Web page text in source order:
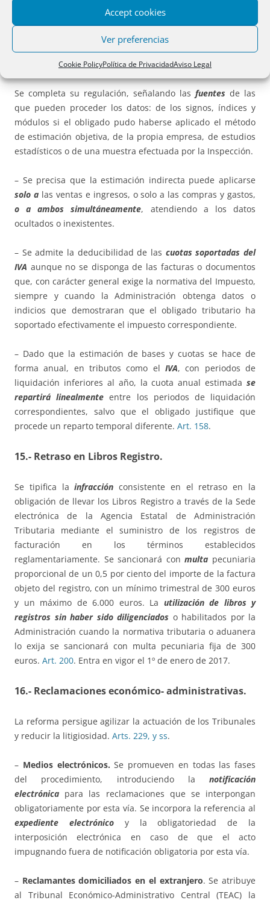
Accept cookies
Ver preferencias
Cookie PolicyPolítica de PrivacidadAviso Legal
justificada del plazo del procedimiento inspector,
14.- Estimación indirecta.
Se completa su regulación, señalando las fuentes de las
que pueden proceder los datos: de los signos, índices y
módulos si el obligado pudo haberse aplicado el método
de estimación objetiva, de la propia empresa, de estudios
estadísticos o de una muestra efectuada por la Inspección.
– Se precisa que la estimación indirecta puede aplicarse
solo a las ventas e ingresos, o solo a las compras y gastos,
o a ambos simultáneamente, atendiendo a los datos
ocultados o inexistentes.
– Se admite la deducibilidad de las cuotas soportadas del
IVA aunque no se disponga de las facturas o documentos
que, con carácter general exige la normativa del Impuesto,
siempre y cuando la Administración obtenga datos o
indicios que demostraran que el obligado tributario ha
soportado efectivamente el impuesto correspondiente.
– Dado que la estimación de bases y cuotas se hace de
forma anual, en tributos como el IVA, con periodos de
liquidación inferiores al año, la cuota anual estimada se
repartirá linealmente entre los periodos de liquidación
correspondientes, salvo que el obligado justifique que
procede un reparto temporal diferente. Art. 158.
15.- Retraso en Libros Registro.
Se tipifica lainfracción consistente en el retraso en la
obligación de llevar los Libros Registro a través de la Sede
electrónica de la Agencia Estatal de Administración
Tributaria mediante el suministro de los registros de
facturación en los términos establecidos
reglamentariamente. Se sancionará conmulta pecuniaria
proporcional de un 0,5 por ciento del importe de la factura
objeto del registro, con un mínimo trimestral de 300 euros
y un máximo de 6.000 euros. La utilización de libros y
registros sin haber sido diligenciados o habilitados por la
Administración cuando la normativa tributaria o aduanera
lo exija se sancionará con multa pecuniaria fija de 300
euros. Art. 200. Entra en vigor el 1º de enero de 2017.
16.- Reclamaciones económico- administrativas.
La reforma persigue agilizar la actuación de los Tribunales
y reducir la litigiosidad. Arts. 229, y ss.
– Medios electrónicos. Se promueven en todas las fases
del procedimiento, introduciendo la notificación
electrónica para las reclamaciones que se interpongan
obligatoriamente por esta vía. Se incorpora la referencia al
expediente electrónicoy la obligatoriedad de la
interposición electrónica en caso de que el acto
impugnando fuera de notificación obligatoria por esta vía.
– Reclamantes domiciliados en el extranjero. Se atribuye
al Tribunal Económico-Administrativo Central (TEAC) la